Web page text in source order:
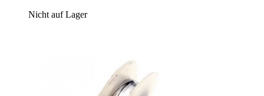
Nicht auf Lager